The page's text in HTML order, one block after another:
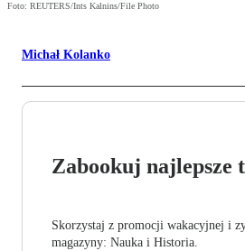
Foto: REUTERS/Ints Kalnins/File Photo
Michał Kolanko
Zabookuj najlepsze
Skorzystaj z promocji wakacyjnej i
magazyny: Nauka i Historia.